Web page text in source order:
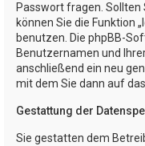
Passwort fragen. Sollten
können Sie die Funktion
benutzen. Die phpBB-
Benutzernamen und
anschließend ein neu
mit dem Sie dann auf
Gestattung der
Sie gestatten dem